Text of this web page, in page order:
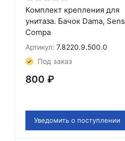
Комплект крепления для
унитаза. Бачок Dama,
Compa
Артикул: 7.8220.9.500.0
Под заказ
800 ₽
Уведомить о поступлении